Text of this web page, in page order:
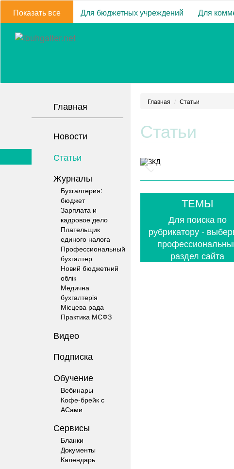
Показать все Для бюджетных учреждений Для
Главная
Новости
Статьи
Журналы
Бухгалтерия:
бюджет
Зарплата и
кадровое дело
Плательщик
единого налога
Профессиональный
бухгалтер
Новий бюджетний
облік
Медична
бухгалтерія
Місцева рада
Практика МСФЗ
Видео
Подписка
Обучение
Вебинары
Кофе-брейк с
АСами
Сервисы
Бланки
Документы
Календарь
Главная Статьи
Статьи
ТЕМЫ
Для поиска по
рубрикатору -
раздел сайта